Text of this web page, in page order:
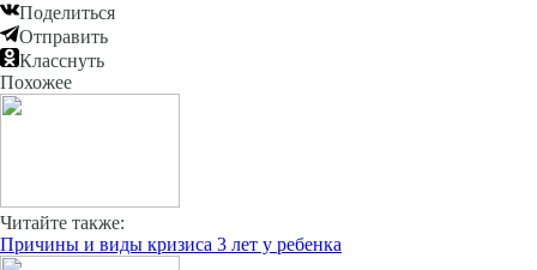
Поделиться
Отправить
Класснуть
Похожее
Читайте также:
Причины и виды кризиса 3 лет у ребенка